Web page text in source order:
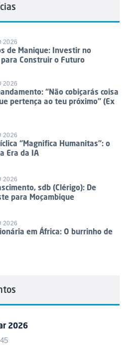
2026
de Manique: Investir no
Construir o Futuro
2026
“Não cobiçarás coisa
pertença ao teu próximo” (Ex
2026
“Magnifica Humanitas”: o
Era da IA
2026
sdb (Clérigo): De
para Moçambique
2026
em África: O burrinho de
2026